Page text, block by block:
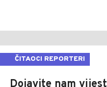
ČITAOCI REPORTERI
Dojavite nam vijest